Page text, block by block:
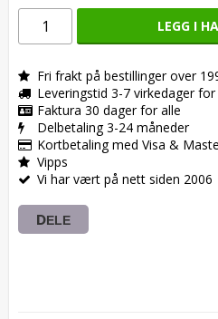
LEGG I
Fri frakt på bestillinger over
Leveringstid 3-7 virkedager
Faktura 30 dager for alle
Delbetaling 3-24 måneder
Kortbetaling med Visa &
Vipps
Vi har vært på nett siden 2006
DELE